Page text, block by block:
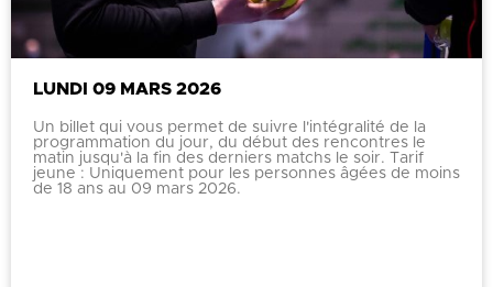
LUNDI 09 MARS 2026
Un billet qui vous permet de suivre l'intégralité de la
programmation du jour, du début des rencontres le
matin jusqu'à la fin des derniers matchs le soir. Tarif
jeune : Uniquement pour les personnes âgées de moins
de 18 ans au 09 mars 2026.